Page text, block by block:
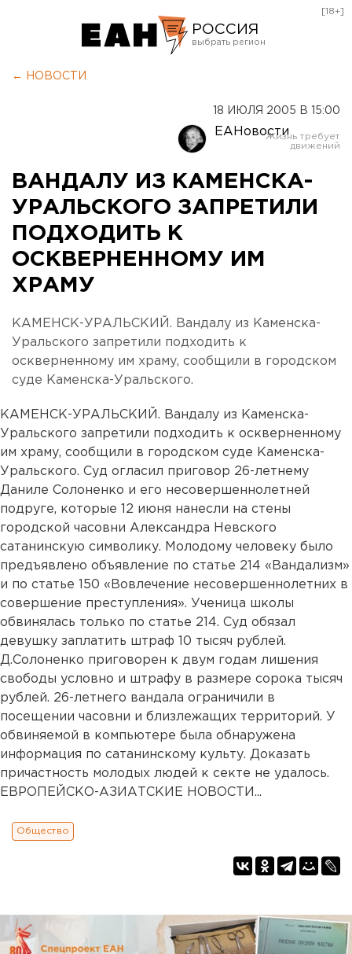
РОССИЯ
Оренбург
[18+]
← НОВОСТИ
18 ИЮЛЯ 2005 В 15:00
ЕАНовости
ВАНДАЛУ ИЗ КАМЕНСКА-
УРАЛЬСКОГО ЗАПРЕТИЛИ
ПОДХОДИТЬ К
ОСКВЕРНЕННОМУ ИМ
ХРАМУ
КАМЕНСК-УРАЛЬСКИЙ. Вандалу из Каменска-
Уральского запретили подходить к
оскверненному им храму, сообщили в городском
суде Каменска-Уральского.
КАМЕНСК-УРАЛЬСКИЙ. Вандалу из Каменска-
Уральского запретили подходить к оскверненному
им храму, сообщили в городском суде Каменска-
Уральского. Суд огласил приговор 26-летнему
Даниле Солоненко и его несовершеннолетней
подруге, которые 12 июня нанесли на стены
городской часовни Александра Невского
сатанинскую символику. Молодому человеку было
предъявлено объявление по статье 214 «Вандализм»
и по статье 150 «Вовлечение несовершеннолетних в
совершение преступления». Ученица школы
обвинялась только по статье 214. Суд обязал
девушку заплатить штраф 10 тысяч рублей.
Д.Солоненко приговорен к двум годам лишения
свободы условно и штрафу в размере сорока тысяч
рублей. 26-летнего вандала ограничили в
посещении часовни и близлежащих территорий. У
обвиняемой в компьютере была обнаружена
информация по сатанинскому культу. Доказать
причастность молодых людей к секте не удалось.
ЕВРОПЕЙСКО-АЗИАТСКИЕ НОВОСТИ...
Общество